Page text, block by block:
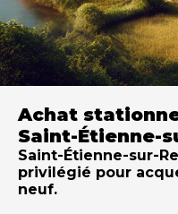
Achat
Saint-Étienne-
Saint-Étienne-sur-
privilégié pour
neuf.